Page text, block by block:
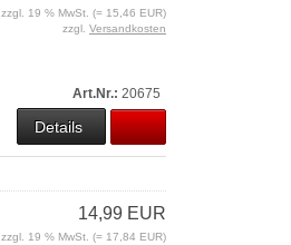
zzgl. 19 % MwSt. (= 15,46 EUR)
zzgl. Versandkosten
Art.Nr.: 20675
Details
14,99 EUR
zzgl. 19 % MwSt. (= 17,84 EUR)